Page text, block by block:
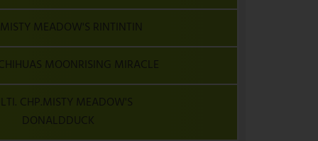
MEADOW'S RINTINTIN
MOONRISING MIRACLE
CHP.MISTY MEADOW'S
DONALDDUCK